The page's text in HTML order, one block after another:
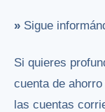
» Sigue
Si quieres
cuenta de
las cuentas